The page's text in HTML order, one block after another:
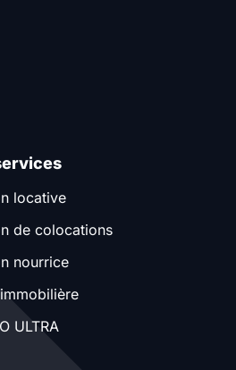
locative
de colocations
nourrice
ULTRA